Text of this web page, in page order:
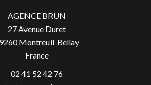
AGENCE BRUN
27 Avenue Duret
Montreuil-Bellay
France
02 41 52 42 76